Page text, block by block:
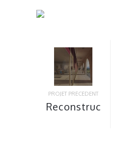
PROJET PRÉCÉDENT
Reconstruction